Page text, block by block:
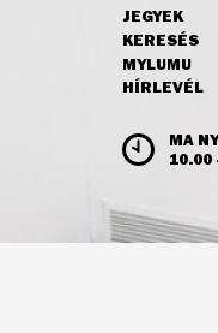
JEGYEK
KERESÉS
MYLUMU
HÍRLEVÉL
MA
10.00